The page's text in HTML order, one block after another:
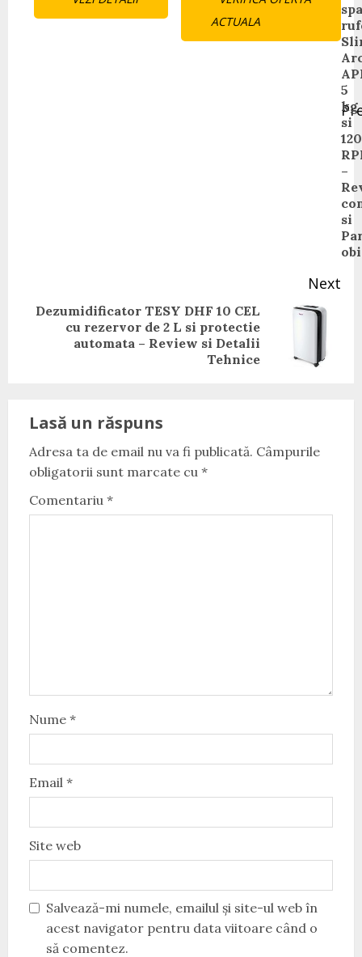
ACTUALA
Reading
5
kg
si
–
si
Next
Dezumidificator TESY DHF 10 CEL
cu rezervor de 2 L si protectie
automata – Review si Detalii
Tehnice
Lasă un răspuns
Adresa ta de email nu va fi publicată. Câmpurile
obligatorii sunt marcate cu *
Comentariu *
Nume *
Email *
Site web
Salvează-mi numele, emailul și site-ul web în
acest navigator pentru data viitoare când o
să comentez.